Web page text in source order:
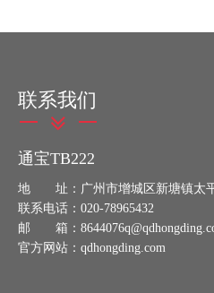
联系我们
通宝TB222
地 址：广州市增城区新塘镇太平
联系电话：020-78965432
邮 箱：
官方网站：qdhongding.com